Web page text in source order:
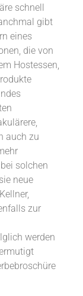
schnell
gibt
eines
die von
Hostessen,
auch zu
solchen
neue
zur
werden